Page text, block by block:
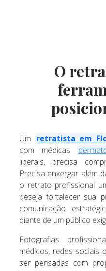
O
Um retratista em
com médicas
liberais, precisa
Precisa enxergar além
o retrato profissional
deseja fortalecer sua
comunicação
diante de um público
Fotografias
médicos, redes sociais
ser pensadas com